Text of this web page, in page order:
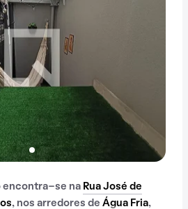
encontra-se na Rua José de
, nos arredores de Água Fria,